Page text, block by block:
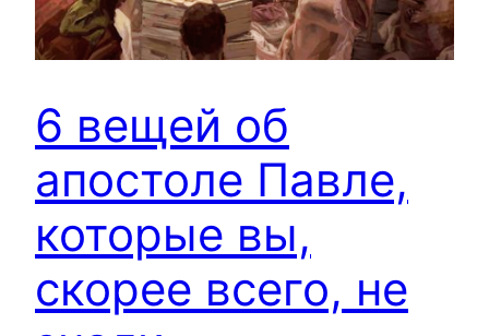
6 вещей об
апостоле Павле,
которые вы,
скорее всего, не